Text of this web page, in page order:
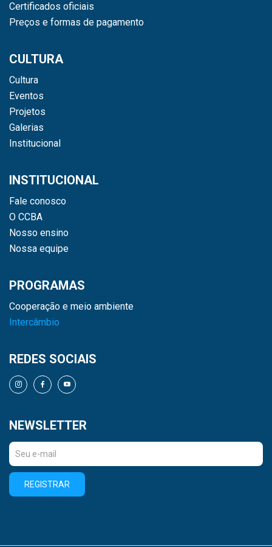
Certificados oficiais
Preços e formas de pagamento
CULTURA
Cultura
Eventos
Projetos
Galerias
Institucional
INSTITUCIONAL
Fale conosco
O CCBA
Nosso ensino
Nossa equipe
PROGRAMAS
Cooperação e meio ambiente
Intercâmbio
REDES SOCIAIS
NEWSLETTER
REGISTRAR